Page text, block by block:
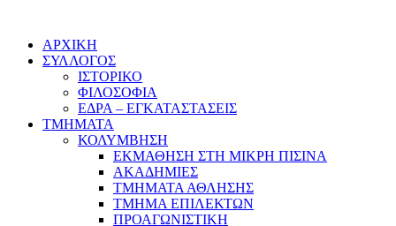
ΑΡΧΙΚΗ
ΣΥΛΛΟΓΟΣ
ΙΣΤΟΡΙΚΟ
ΦΙΛΟΣΟΦΙΑ
ΕΔΡΑ – ΕΓΚΑΤΑΣΤΑΣΕΙΣ
ΤΜΗΜΑΤΑ
ΚΟΛΥΜΒΗΣΗ
ΕΚΜΑΘΗΣΗ ΣΤΗ ΜΙΚΡΗ ΠΙΣΙΝΑ
ΑΚΑΔΗΜΙΕΣ
ΤΜΗΜΑΤΑ ΑΘΛΗΣΗΣ
ΤΜΗΜΑ ΕΠΙΛΕΚΤΩΝ
ΠΡΟΑΓΩΝΙΣΤΙΚΗ